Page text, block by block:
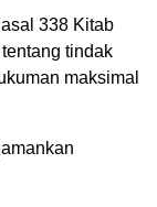
338 Kitab
tindak
maksimal